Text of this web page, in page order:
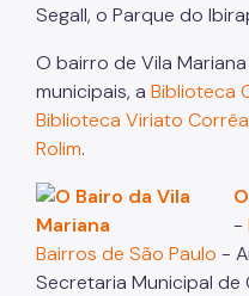
Segall, o Parque do
O bairro de Vila
municipais, a Biblioteca
Biblioteca Viriato Corrêa
Rolim.
-
Bairros de São Paulo -
Secretaria Municipal